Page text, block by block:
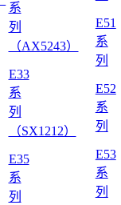
系
列
（AX5243）
E33
系
列
（SX1212）
E35
系
列
E51
系
列
E52
系
列
E53
系
列